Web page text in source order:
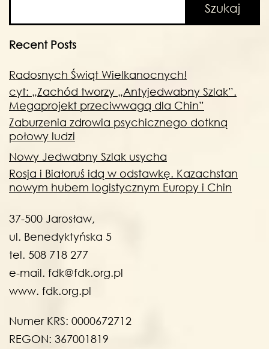
Szukaj
Recent Posts
Radosnych Świąt Wielkanocnych!
cyt: „Zachód tworzy „Antyjedwabny Szlak”.
Megaprojekt przeciwwagą dla Chin”
Zaburzenia zdrowia psychicznego dotkną
połowy ludzi
Nowy Jedwabny Szlak usycha
Rosja i Białoruś idą w odstawkę. Kazachstan
nowym hubem logistycznym Europy i Chin
37-500 Jarosław,
ul. Benedyktyńska 5
tel. 508 718 277
e-mail. fdk@fdk.org.pl
www. fdk.org.pl
Numer KRS: 0000672712
REGON: 367001819